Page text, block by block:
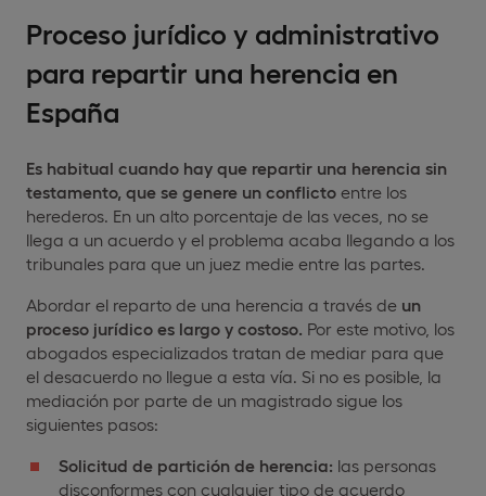
Proceso jurídico y administrativo
para repartir una herencia en
España
Es habitual cuando hay que repartir una herencia sin
testamento, que se genere un conflicto entre los
herederos. En un alto porcentaje de las veces, no se
llega a un acuerdo y el problema acaba llegando a los
tribunales para que un juez medie entre las partes.
Abordar el reparto de una herencia a través de un
proceso jurídico es largo y costoso. Por este motivo, los
abogados especializados tratan de mediar para que
el desacuerdo no llegue a esta vía. Si no es posible, la
mediación por parte de un magistrado sigue los
siguientes pasos:
Solicitud de partición de herencia: las personas
disconformes con cualquier tipo de acuerdo